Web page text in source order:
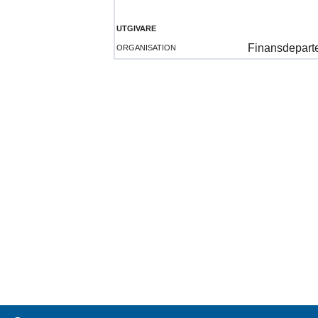
utgivare
organisation